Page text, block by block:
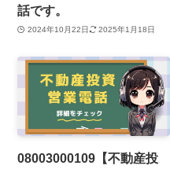
話です。
2024年10月22日 2025年1月18日
08003000109【不動産投